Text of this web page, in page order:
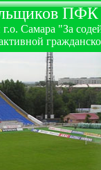
Самара "За